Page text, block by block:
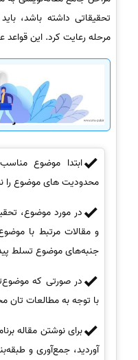
تحقیقاتی داشته باشد،
مرحله رعایت کرد. این قواعد
ابتدا موضوع
محدودیت های موضوع را
در مورد موضوع،
و مقالات مرتبط با
جنبه‌های موضوع تسلط
در صورتی که
با توجه به مطالعات تان
برای نوشتن مقاله
آوردید، جمع‌آوری و